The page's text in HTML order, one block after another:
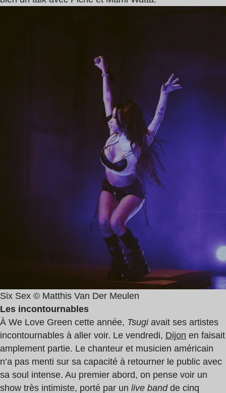
Six Sex © Matthis Van Der Meulen
Les incontournables
À We Love Green cette année, Tsugiavait ses artistes
incontournables à aller voir. Le vendredi, Dijon en faisait
amplement partie. Le chanteur et musicien américain
n’a pas menti sur sa capacité à retourner le public avec
sa soul intense. Au premier abord, on pense voir un
show très intimiste, porté par un live bandde cinq